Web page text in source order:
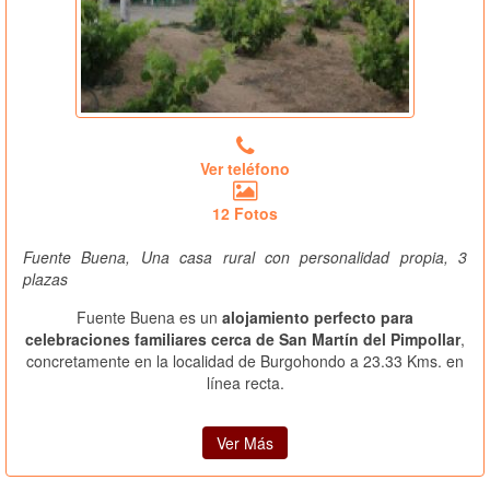
Ver teléfono
12 Fotos
Fuente Buena, Una casa rural con personalidad propia, 3
plazas
Fuente Buena es un alojamiento perfecto para
celebraciones familiares cerca de San Martín del Pimpollar,
concretamente en la localidad de Burgohondo a 23.33 Kms. en
línea recta.
Ver Más